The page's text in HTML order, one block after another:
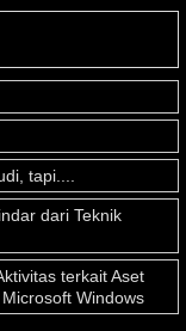
tapi....
dari Teknik
terkait Aset
Windows